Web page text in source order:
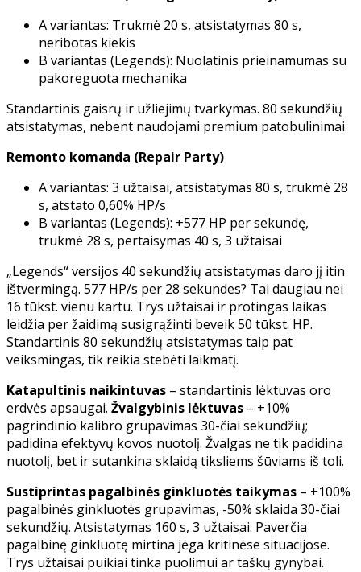
A variantas: Trukmė 20 s, atsistatymas 80 s,
neribotas kiekis
B variantas (Legends): Nuolatinis prieinamumas su
pakoreguota mechanika
Standartinis gaisrų ir užliejimų tvarkymas. 80 sekundžių
atsistatymas, nebent naudojami premium patobulinimai.
Remonto komanda (Repair Party)
A variantas: 3 užtaisai, atsistatymas 80 s, trukmė 28
s, atstato 0,60% HP/s
B variantas (Legends): +577 HP per sekundę,
trukmė 28 s, pertaisymas 40 s, 3 užtaisai
„Legends“ versijos 40 sekundžių atsistatymas daro jį itin
ištvermingą. 577 HP/s per 28 sekundes? Tai daugiau nei
16 tūkst. vienu kartu. Trys užtaisai ir protingas laikas
leidžia per žaidimą susigrąžinti beveik 50 tūkst. HP.
Standartinis 80 sekundžių atsistatymas taip pat
veiksmingas, tik reikia stebėti laikmatį.
Katapultinis naikintuvas – standartinis lėktuvas oro
erdvės apsaugai. Žvalgybinis lėktuvas – +10%
pagrindinio kalibro grupavimas 30-čiai sekundžių;
padidina efektyvų kovos nuotolį. Žvalgas ne tik padidina
nuotolį, bet ir sutankina sklaidą tiksliems šūviams iš toli.
Sustiprintas pagalbinės ginkluotės taikymas – +100%
pagalbinės ginkluotės grupavimas, -50% sklaida 30-čiai
sekundžių. Atsistatymas 160 s, 3 užtaisai. Paverčia
pagalbinę ginkluotę mirtina jėga kritinėse situacijose.
Trys užtaisai puikiai tinka puolimui ar taškų gynybai.